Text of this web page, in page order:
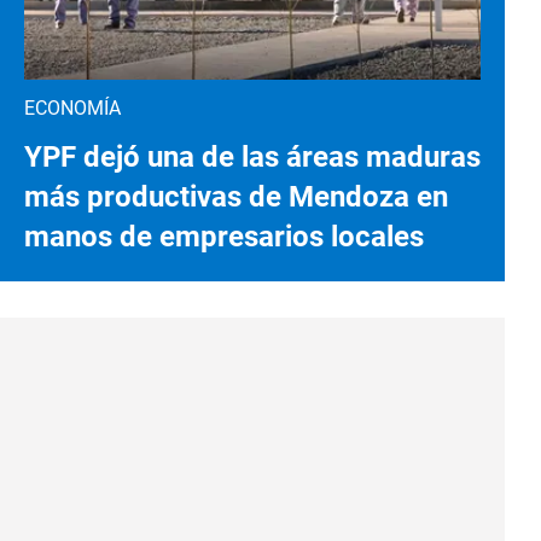
ECONOMÍA
YPF dejó una de las áreas maduras
más productivas de Mendoza en
manos de empresarios locales